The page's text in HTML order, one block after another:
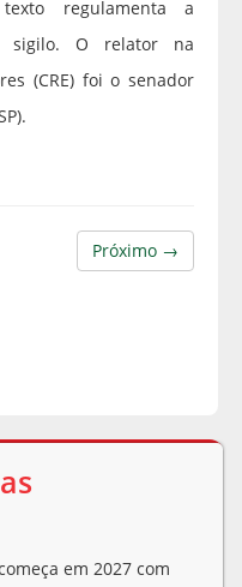
regulamenta a
sigilo. O relator na
(CRE) foi o senador
Próximo →
em 2027 com